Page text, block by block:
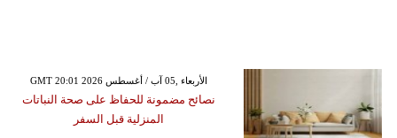
GMT 20:01 2026 الأربعاء ,05 آب / أغسطس
نصائح مضمونة للحفاظ على صحة النباتات
المنزلية قبل السفر